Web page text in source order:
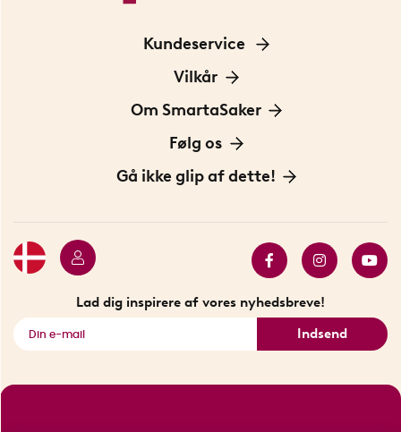
Kundeservice
Kontakt os
Vilkår
Information om cookies
Privatlivspolitik
Om SmartaSaker
Om os
Vores historie
Følg os
Opfindere
Gå ikke glip af dette!
Se alle smarte produkter
Lad dig inspirere af vores nyhedsbreve!
Indsend